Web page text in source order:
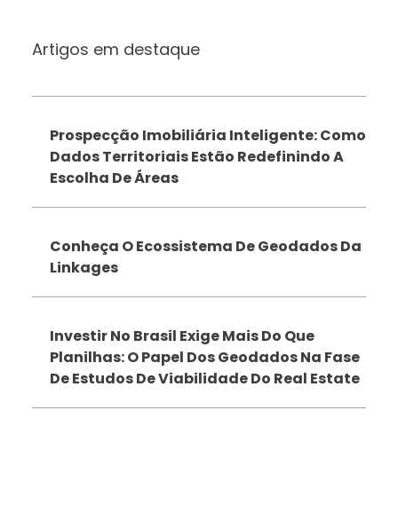
Artigos em destaque
Prospecção Imobiliária Inteligente: Como
Dados Territoriais Estão Redefinindo A
Escolha De Áreas
Conheça O Ecossistema De Geodados Da
Linkages
Investir No Brasil Exige Mais Do Que
Planilhas: O Papel Dos Geodados Na Fase
De Estudos De Viabilidade Do Real Estate